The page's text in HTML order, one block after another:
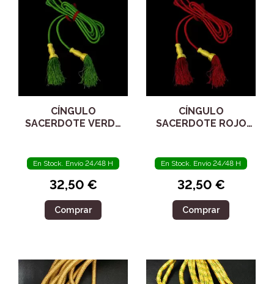
CÍNGULO
SACERDOTE VERDE
En Stock. Envío 24/48 H
32,50 €
Comprar
CÍNGULO
SACERDOTE ROJO
En Stock. Envío 24/48 H
32,50 €
Comprar